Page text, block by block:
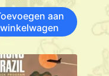
aan
winkelwagen